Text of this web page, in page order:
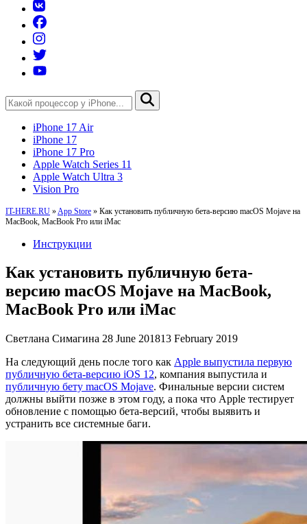
iPhone 17 Air
iPhone 17
iPhone 17 Pro
Apple Watch Series 11
Apple Watch Ultra 3
Vision Pro
IT-HERE.RU » App Store » Как установить публичную бета-версию macOS Mojave на
MacBook, MacBook Pro или iMac
Инструкции
Как установить публичную бета-
версию macOS Mojave на MacBook,
MacBook Pro или iMac
Светлана Симагина 28 June 201813 February 2019
На следующий день после того как Apple выпустила первую
публичную бета-версию iOS 12, компания выпустила и
публичную бету macOS Mojave. Финальные версии систем
должны выйти позже в этом году, а пока что Apple тестирует
обновление с помощью бета-версий, чтобы выявить и
устранить все системные баги.